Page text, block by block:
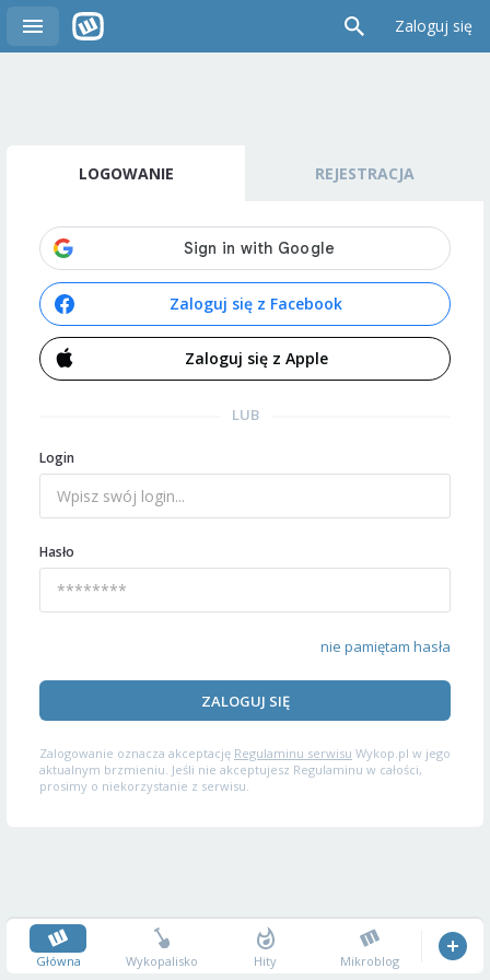
Zaloguj się
LOGOWANIE REJESTRACJA
Zaloguj się z Facebook
Zaloguj się z Apple
LUB
Login
Hasło
nie pamiętam hasła
ZALOGUJ SIĘ
Zalogowanie oznacza akceptację Regulaminu serwisu Wykop.pl w jego
aktualnym brzmieniu. Jeśli nie akceptujesz Regulaminu w całości,
prosimy o niekorzystanie z serwisu.
Główna Wykopalisko Hity Mikroblog